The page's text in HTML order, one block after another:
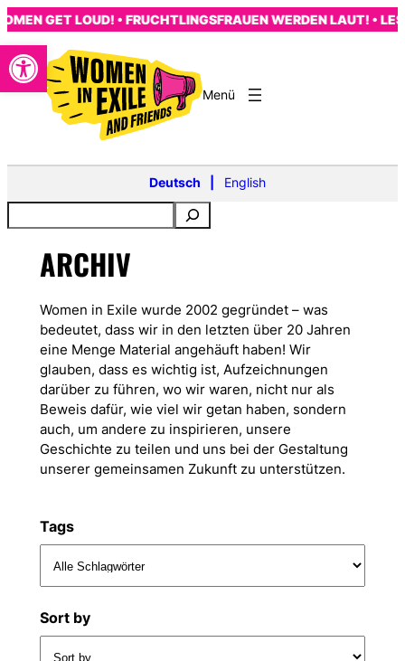
Open toolbar
Zum
Inhalt
springen
GET LOUD! • FRUCHTLINGSFRAUEN WERDEN LAUT! •
Deutsch English
ARCHIV
Women in Exile wurde 2002 gegründet – was
bedeutet, dass wir in den letzten über 20 Jahren
eine Menge Material angehäuft haben! Wir
glauben, dass es wichtig ist, Aufzeichnungen
darüber zu führen, wo wir waren, nicht nur als
Beweis dafür, wie viel wir getan haben, sondern
auch, um andere zu inspirieren, unsere
Geschichte zu teilen und uns bei der Gestaltung
unserer gemeinsamen Zukunft zu unterstützen.
Tags
Sort by